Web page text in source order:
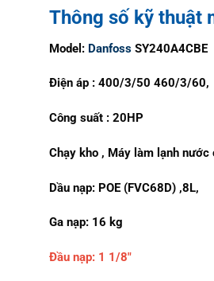
Thông số kỹ thuật
Model: Danfoss SY240A4CBE
Điện áp : 400/3/50 460/3/60,
Công suất : 20HP
Chạy kho , Máy làm lạnh
Dầu nạp: POE (FVC68D) ,8L,
Ga nạp: 16 kg
Đầu nạp: 1 1/8″